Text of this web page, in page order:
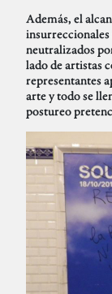
Además, el
insurreccionales
neutralizados
lado de artistas
representantes
arte y todo se
postureo